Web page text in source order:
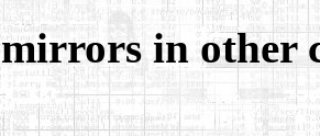
in other